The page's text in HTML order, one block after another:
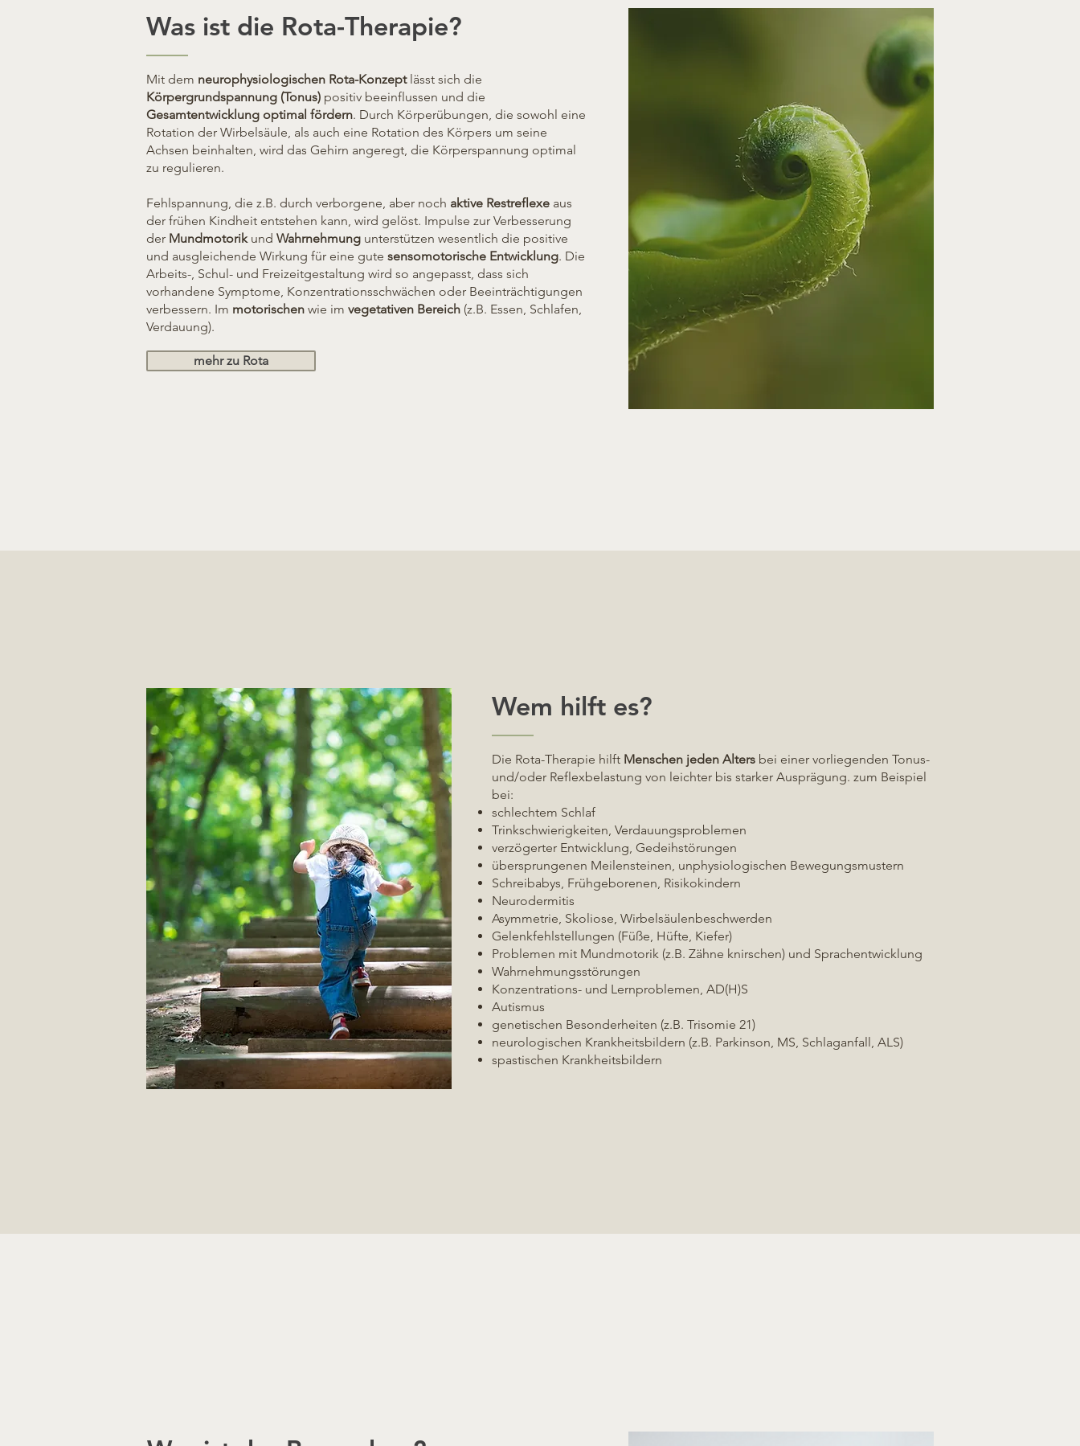
Was ist die Rota-Therapie?
Mit dem neurophysiologischen Rota-Konzeptlässt sich die
Körpergrundspannung (Tonus) positiv beeinflussen und die
Gesamtentwicklung optimal fördern. Durch Körperübungen, die sowohl eine
Rotation der Wirbelsäule, als auch eine Rotation des Körpers um seine
Achsen beinhalten, wird das Gehirn angeregt, die Körperspannung optimal
zu regulieren.
Fehlspannung, die z.B. durch verborgene, aber noch aktive Restreflexe aus
der frühen Kindheit entstehen kann, wird gelöst. Impulse zur Verbesserung
der Mundmotorikund Wahrnehmung unterstützen wesentlich die positive
und ausgleichende Wirkung für eine gute sensomotorische Entwicklung. Die
Arbeits-, Schul- und Freizeitgestaltung wird so angepasst, dass sich
vorhandene Symptome, Konzentrationsschwächen oder Beeinträchtigungen
verbessern. Im motorischen wie im vegetativen Bereich (z.B. Essen, Schlafen,
Verdauung).​
mehr zu Rota
Wem hilft es?
Die Rota-Therapie hilft Menschen jeden Alters bei einer vorliegenden Tonus-
und/oder Reflexbelastung von leichter bis starker Ausprägung. zum Beispiel
bei:
schlechtem Schlaf
Trinkschwierigkeiten, Verdauungsproblemen
verzögerter Entwicklung, Gedeihstörungen
übersprungenen Meilensteinen, unphysiologischen Bewegungsmustern
Schreibabys, Frühgeborenen, Risikokindern
Neurodermitis
Asymmetrie, Skoliose, Wirbelsäulenbeschwerden
Gelenkfehlstellungen (Füße, Hüfte, Kiefer)
Problemen mit Mundmotorik (z.B. Zähne knirschen) und Sprachentwicklung
Wahrnehmungsstörungen
Konzentrations- und Lernproblemen, AD(H)S
Autismus
genetischen Besonderheiten (z.B. Trisomie 21)
neurologischen Krankheitsbildern (z.B. Parkinson, MS, Schlaganfall, ALS)
spastischen Krankheitsbildern